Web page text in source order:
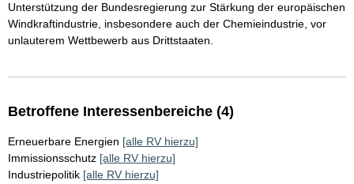
Unterstützung der Bundesregierung zur Stärkung der europäischen
Windkraftindustrie, insbesondere auch der Chemieindustrie, vor
unlauterem Wettbewerb aus Drittstaaten.
Betroffene Interessenbereiche (4)
Erneuerbare Energien [alle RV hierzu]
Immissionsschutz [alle RV hierzu]
Industriepolitik [alle RV hierzu]